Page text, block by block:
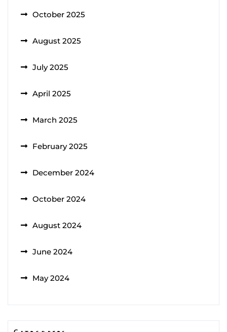
October 2025
August 2025
July 2025
April 2025
March 2025
February 2025
December 2024
October 2024
August 2024
June 2024
May 2024